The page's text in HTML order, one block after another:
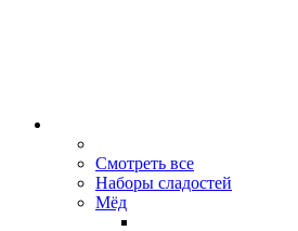
Смотреть все
Наборы сладостей
Мёд